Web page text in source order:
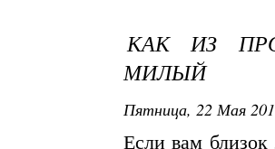
КАК ИЗ
МИЛЫЙ
Пятница, 22 Мая
Если вам